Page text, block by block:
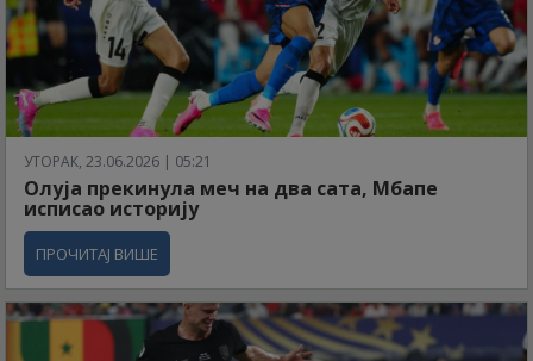
УТОРАК, 23.06.2026 | 05:21
Олуја прекинула меч на два сата, Мбапе
исписао историју
ПРОЧИТАЈ ВИШЕ